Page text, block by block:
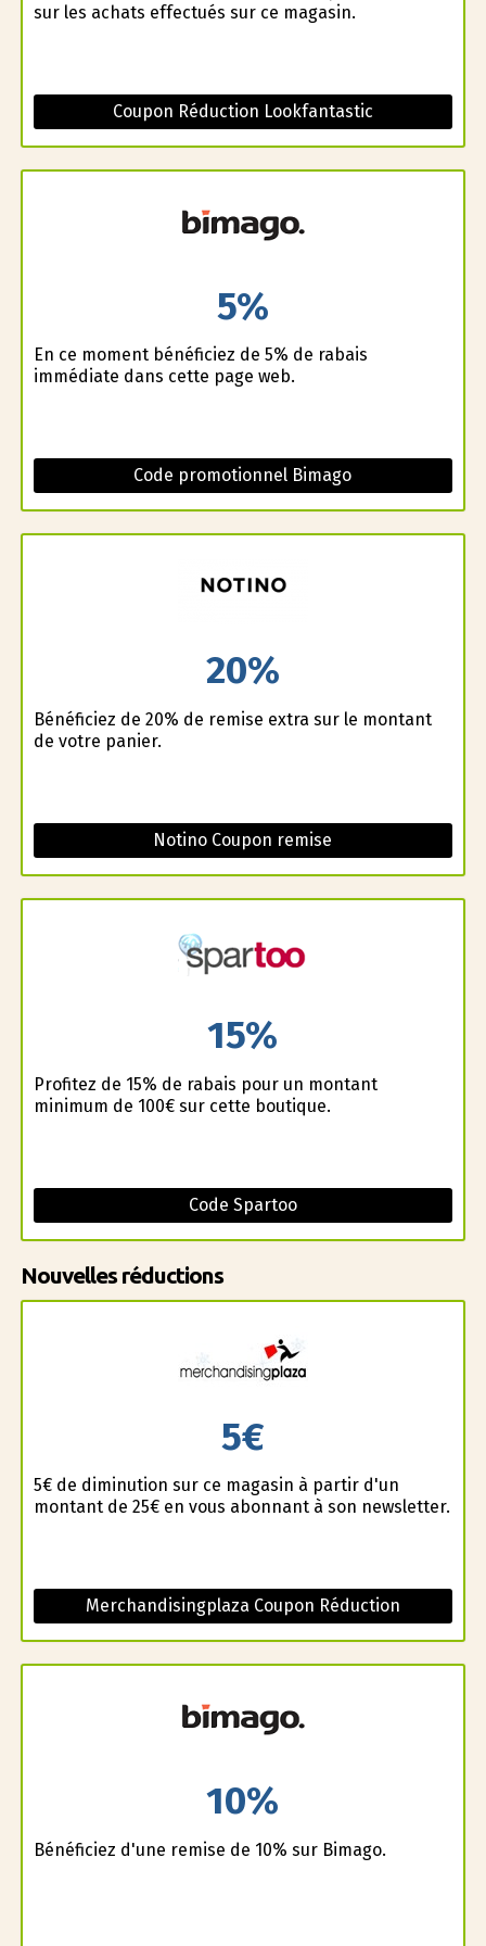
sur les achats effectués sur ce magasin.
Coupon Réduction Lookfantastic
5%
En ce moment bénéficiez de 5% de rabais
immédiate dans cette page web.
Code promotionnel Bimago
20%
Bénéficiez de 20% de remise extra sur le montant
de votre panier.
Notino Coupon remise
15%
Profitez de 15% de rabais pour un montant
minimum de 100€ sur cette boutique.
Code Spartoo
Nouvelles réductions
5€
5€ de diminution sur ce magasin à partir d'un
montant de 25€ en vous abonnant à son newsletter.
Merchandisingplaza Coupon Réduction
10%
Bénéficiez d'une remise de 10% sur Bimago.